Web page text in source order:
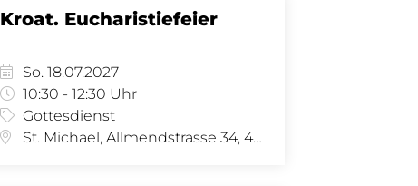
Kroat. Eucharistiefeier
So. 18.07.2027
10:30 - 12:30 Uhr
Gottesdienst
St. Michael, Allmendstrasse 34, 4058 Basel